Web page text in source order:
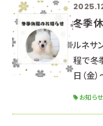
６年３
🌟 ※２
で参加
冬季
ルネサ
程で冬
日（金
お知らせ